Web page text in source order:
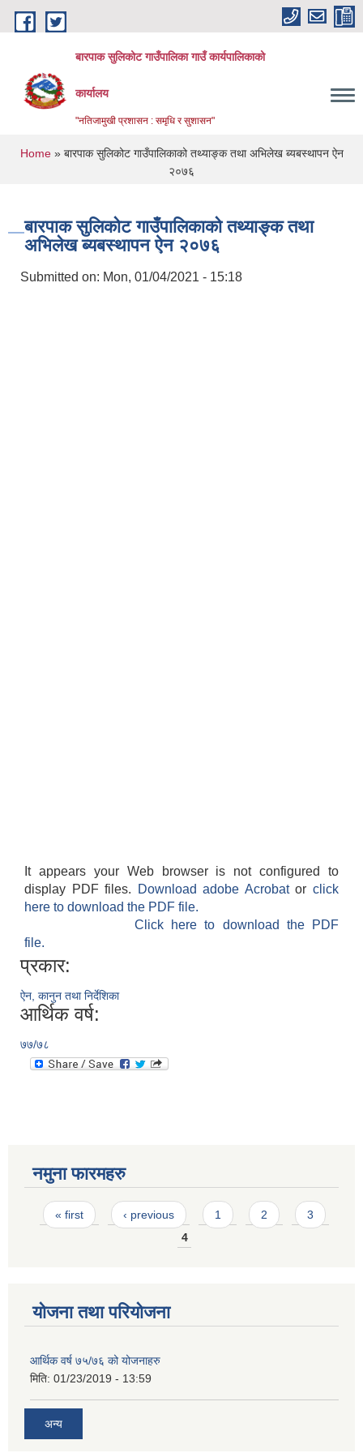
Skip to main content
बारपाक सुलिकोट गाउँपालिका गाउँ कार्यपालिकाको
कार्यालय
"नतिजामुखी प्रशासन : समृधि र सुशासन"
You are here
Home» बारपाक सुलिकोट गाउँपालिकाको तथ्याङ्क तथा अभिलेख ब्यबस्थापन ऐन
२०७६
बारपाक सुलिकोट गाउँपालिकाको तथ्याङ्क तथा
अभिलेख ब्यबस्थापन ऐन २०७६
Submitted on: Mon, 01/04/2021 - 15:18
It appears your Web browser is not configured to
display PDF files.
Download adobe Acrobatorclick
here to download the PDF file.
Click here to download the PDF
file.
प्रकार:
ऐन, कानुन तथा निर्देशिका
आर्थिक वर्ष:
७७/७८
नमुना फारमहरु
Pages
« first ‹ previous 1 2
3
4
योजना तथा परियोजना
आर्थिक वर्ष ७५/७६ को योजनाहरु
मिति: 01/23/2019 - 13:59
अन्य